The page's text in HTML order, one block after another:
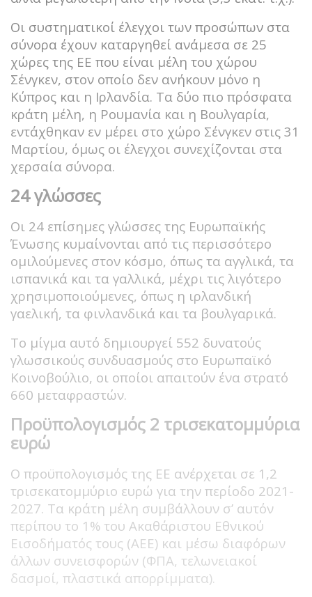
Οι συστηματικοί έλεγχοι των προσώπων στα
σύνορα έχουν καταργηθεί ανάμεσα σε 25
χώρες της ΕΕ που είναι μέλη του χώρου
Σένγκεν, στον οποίο δεν ανήκουν μόνο η
Κύπρος και η Ιρλανδία. Τα δύο πιο πρόσφατα
κράτη μέλη, η Ρουμανία και η Βουλγαρία,
εντάχθηκαν εν μέρει στο χώρο Σένγκεν στις 31
Μαρτίου, όμως οι έλεγχοι συνεχίζονται στα
χερσαία σύνορα.
24 γλώσσες
Οι 24 επίσημες γλώσσες της Ευρωπαϊκής
Ένωσης κυμαίνονται από τις περισσότερο
ομιλούμενες στον κόσμο, όπως τα αγγλικά, τα
ισπανικά και τα γαλλικά, μέχρι τις λιγότερο
χρησιμοποιούμενες, όπως η ιρλανδική
γαελική, τα φινλανδικά και τα βουλγαρικά.
Το μίγμα αυτό δημιουργεί 552 δυνατούς
γλωσσικούς συνδυασμούς στο Ευρωπαϊκό
Κοινοβούλιο, οι οποίοι απαιτούν ένα στρατό
660 μεταφραστών.
Προϋπολογισμός 2 τρισεκατομμύρια
ευρώ
Ο προϋπολογισμός της ΕΕ ανέρχεται σε 1,2
τρισεκατομμύριο ευρώ για την περίοδο 2021-
2027. Τα κράτη μέλη συμβάλλουν σ’ αυτόν
περίπου το 1% του Ακαθάριστου Εθνικού
Εισοδήματός τους (ΑΕΕ) και μέσω διαφόρων
άλλων συνεισφορών (ΦΠΑ, τελωνειακοί
δασμοί, πλαστικά απορρίμματα).